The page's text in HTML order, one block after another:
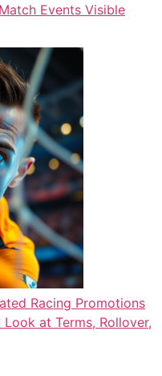
Events Visible
Racing Promotions
at Terms, Rollover,